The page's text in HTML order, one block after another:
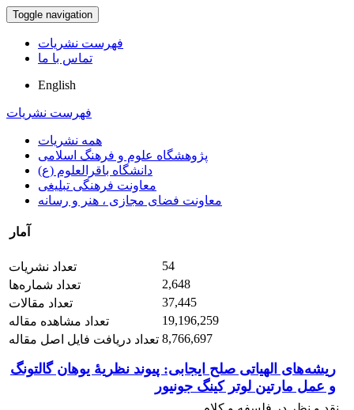
Toggle navigation
فهرست نشریات
تماس با ما
English
فهرست نشریات
همه نشریات
پژوهشگاه علوم و فرهنگ اسلامی
دانشگاه باقرالعلوم (ع)
معاونت فرهنگی تبلیغی
معاونت فضای مجازی ، هنر و رسانه
آمار
تعداد نشریات
54
تعداد شماره‌ها
2,648
تعداد مقالات
37,445
تعداد مشاهده مقاله
19,196,259
تعداد دریافت فایل اصل مقاله 8,766,697
ریشه‌های الهیاتی صلح ایجابی: پیوند نظریۀ یوهان گالتونگ
و عمل مارتین لوتر کینگ جونیور